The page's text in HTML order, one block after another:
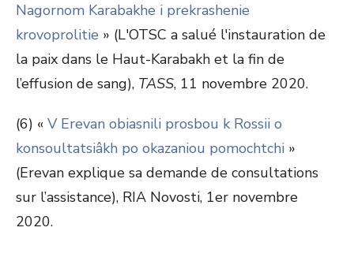
Nagornom Karabakhe i prekrashenie
krovoprolitie » (L'OTSC a salué l'instauration de
la paix dans le Haut-Karabakh et la fin de
l’effusion de sang), TASS, 11 novembre 2020.
(6) « V Erevan obiasnili prosbou k Rossii o
konsoultatsiâkh po okazaniou pomochtchi »
(Erevan explique sa demande de consultations
sur l’assistance), RIA Novosti, 1er novembre
2020.